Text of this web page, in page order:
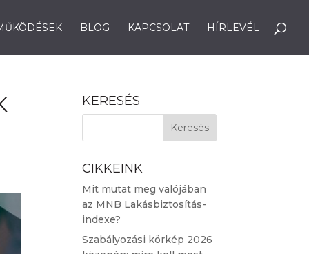
BLOG KAPCSOLAT HÍRLEVÉL
KERESÉS
CIKKEINK
Mit mutat meg valójában
az MNB Lakásbiztosítás-
indexe?
Szabályozási körkép 2026